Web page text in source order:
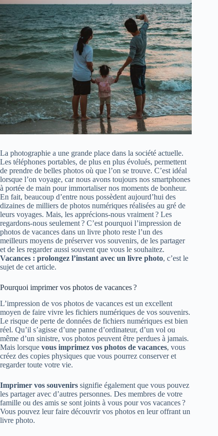
La photographie a une grande place dans la société actuelle.
Les téléphones portables, de plus en plus évolués, permettent
de prendre de belles photos où que l’on se trouve. C’est idéal
lorsque l’on voyage, car nous avons toujours nos smartphones
à portée de main pour immortaliser nos moments de bonheur.
En fait, beaucoup d’entre nous possèdent aujourd’hui des
dizaines de milliers de photos numériques réalisées au gré de
leurs voyages. Mais, les apprécions-nous vraiment ? Les
regardons-nous seulement ? C’est pourquoi l’impression de
photos de vacances dans un livre photo reste l’un des
meilleurs moyens de préserver vos souvenirs, de les partager
et de les regarder aussi souvent que vous le souhaitez.
Vacances : prolongez l’instant avec un livre photo, c’est le
sujet de cet article.
Pourquoi imprimer vos photos de vacances ?
L’impression de vos photos de vacances est un excellent
moyen de faire vivre les fichiers numériques de vos souvenirs.
Le risque de perte de données de fichiers numériques est bien
réel. Qu’il s’agisse d’une panne d’ordinateur, d’un vol ou
même d’un sinistre, vos photos peuvent être perdues à jamais.
Mais lorsque vous imprimez vos photos de vacances, vous
créez des copies physiques que vous pourrez conserver et
regarder toute votre vie.
Imprimer vos souvenirs signifie également que vous pouvez
les partager avec d’autres personnes. Des membres de votre
famille ou des amis se sont joints à vous pour vos vacances ?
Vous pouvez leur faire découvrir vos photos en leur offrant un
livre photo.